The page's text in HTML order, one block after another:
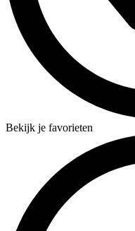
Bekijk je favorieten